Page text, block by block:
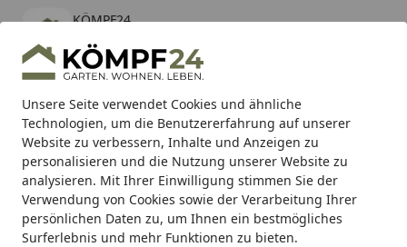
Unsere Seite verwendet Cookies und ähnliche
Technologien, um die Benutzererfahrung auf unserer
Website zu verbessern, Inhalte und Anzeigen zu
personalisieren und die Nutzung unserer Website zu
analysieren. Mit Ihrer Einwilligung stimmen Sie der
Verwendung von Cookies sowie der Verarbeitung Ihrer
persönlichen Daten zu, um Ihnen ein bestmögliches
Surferlebnis und mehr Funktionen zu bieten.
KÖMPF24
kostenlos - Im App Store
Hotline
Alle Produkte
Mein Konto
Suchen
Karibu Pools inkl. gratis Sandfilteranlage & Pool-
Starterset (Gesamtwert bis 468,99€)